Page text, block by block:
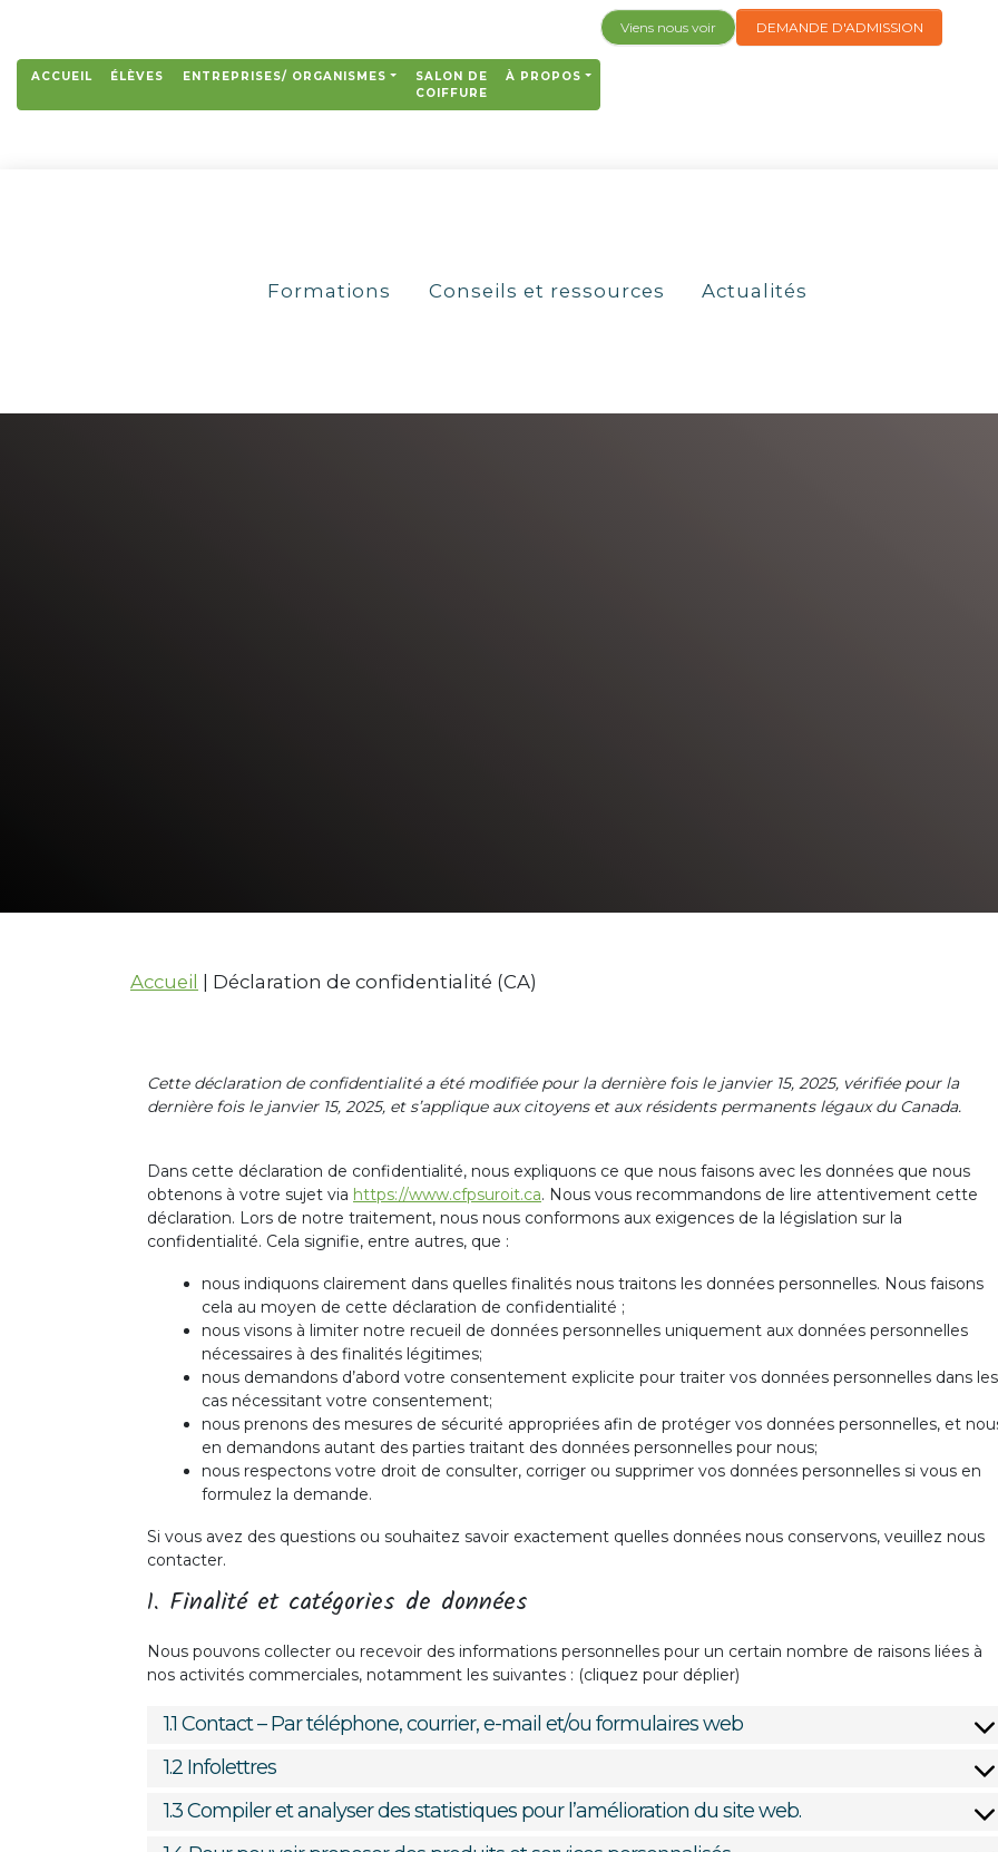
ACCUEIL ÉLÈVES ENTREPRISES/ ORGANISMES
SALON DE
COIFFURE
À PROPOS
Viens nous voir DEMANDE D'ADMISSION
Formations Conseils et ressources Actualités
Accueil Déclaration de confidentialité (CA)
Cette déclaration de confidentialité a été modifiée pour la dernière fois le janvier 15, 2025, vérifiée pour la
dernière fois le janvier 15, 2025, et s’applique aux citoyens et aux résidents permanents légaux du Canada.
Dans cette déclaration de confidentialité, nous expliquons ce que nous faisons avec les données que nous
obtenons à votre sujet via https://www.cfpsuroit.ca. Nous vous recommandons de lire attentivement cette
déclaration. Lors de notre traitement, nous nous conformons aux exigences de la législation sur la
confidentialité. Cela signifie, entre autres, que :
nous indiquons clairement dans quelles finalités nous traitons les données personnelles. Nous faisons
cela au moyen de cette déclaration de confidentialité ;
nous visons à limiter notre recueil de données personnelles uniquement aux données personnelles
nécessaires à des finalités légitimes;
nous demandons d’abord votre consentement explicite pour traiter vos données personnelles dans les
cas nécessitant votre consentement;
nous prenons des mesures de sécurité appropriées afin de protéger vos données personnelles, et
en demandons autant des parties traitant des données personnelles pour nous;
nous respectons votre droit de consulter, corriger ou supprimer vos données personnelles si vous en
formulez la demande.
Si vous avez des questions ou souhaitez savoir exactement quelles données nous conservons, veuillez nous
contacter.
1. Finalité et catégories de données
Nous pouvons collecter ou recevoir des informations personnelles pour un certain nombre de raisons liées à
nos activités commerciales, notamment les suivantes : (cliquez pour déplier)
1.1 Contact – Par téléphone, courrier, e-mail et/ou formulaires web
1.2 Infolettres
1.3 Compiler et analyser des statistiques pour l’amélioration du site web.